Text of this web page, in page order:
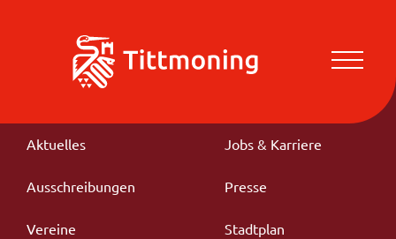
Aktuelles Jobs & Karriere
Ausschreibungen Presse
Vereine Stadtplan